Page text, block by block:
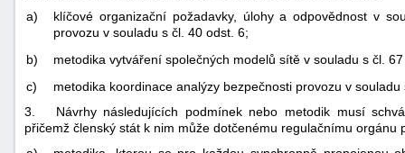
a)
klíčové organizační požadavky, úlohy a odpovědnost v
provozu v souladu s čl. 40 odst. 6;
b)
metodika vytváření společných modelů sítě v souladu s čl.
c)
metodika koordinace analýzy bezpečnosti provozu v souladu
3. Návrhy následujících podmínek nebo metodik musí
přičemž členský stát k nim může dotčenému regulačnímu orgánu